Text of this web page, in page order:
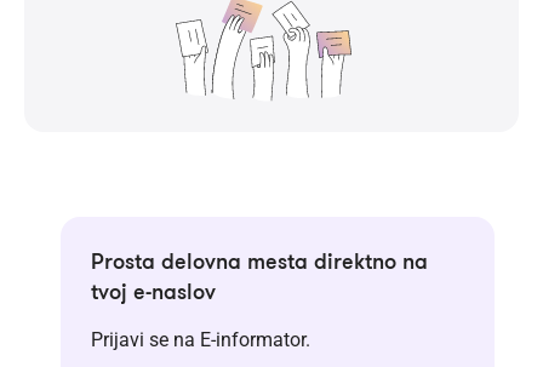
Prosta delovna mesta direktno na
tvoj e-naslov
Prijavi se na E-informator.